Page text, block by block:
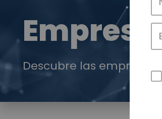
Descubre las empresas